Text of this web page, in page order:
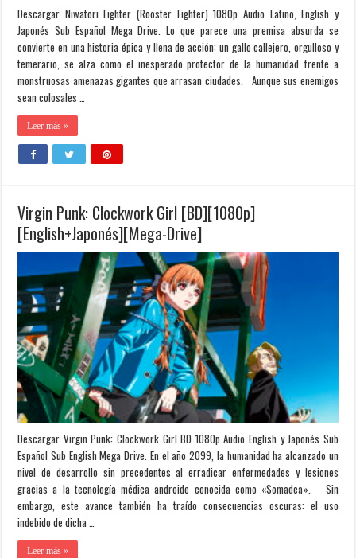
Descargar Niwatori Fighter (Rooster Fighter) 1080p Audio Latino, English y
Japonés Sub Español Mega Drive. Lo que parece una premisa absurda se
convierte en una historia épica y llena de acción: un gallo callejero, orgulloso y
temerario, se alza como el inesperado protector de la humanidad frente a
monstruosas amenazas gigantes que arrasan ciudades. Aunque sus enemigos
sean colosales …
Leer más »
Virgin Punk: Clockwork Girl [BD][1080p]
[English+Japonés][Mega-Drive]
Descargar Virgin Punk: Clockwork Girl BD 1080p Audio English y Japonés Sub
Español Sub English Mega Drive. En el año 2099, la humanidad ha alcanzado un
nivel de desarrollo sin precedentes al erradicar enfermedades y lesiones
gracias a la tecnología médica androide conocida como «Somadea». Sin
embargo, este avance también ha traído consecuencias oscuras: el uso
indebido de dicha …
Leer más »